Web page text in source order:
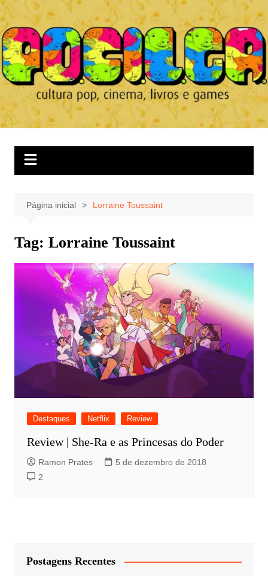
Ir
para
o
conteúdo
Página inicial Lorraine Toussaint
Tag: Lorraine Toussaint
Destaques Netflix Review
Review | She-Ra e as Princesas do Poder
Ramon Prates
5 de dezembro de 2018
2
Postagens Recentes